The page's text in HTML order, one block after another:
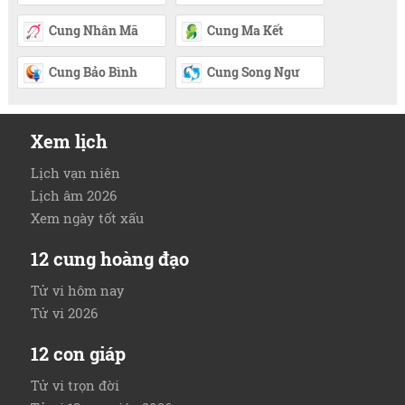
Cung Nhân Mã Cung Ma Kết
Cung Bảo Bình Cung Song Ngư
Xem lịch
Lịch vạn niên
Lịch âm 2026
Xem ngày tốt xấu
12 cung hoàng đạo
Tử vi hôm nay
Tử vi 2026
12 con giáp
Tử vi trọn đời